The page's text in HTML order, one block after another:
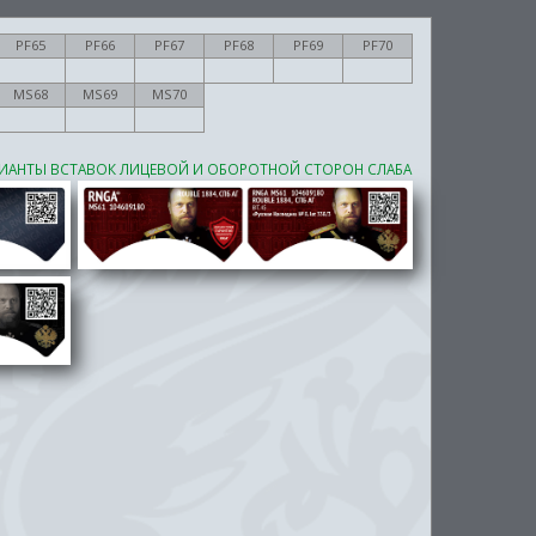
PF65 PF66 PF67 PF68 PF69
PF70
MS68 MS69
MS70
ВСТАВОК ЛИЦЕВОЙ И ОБОРОТНОЙ СТОРОН СЛАБА